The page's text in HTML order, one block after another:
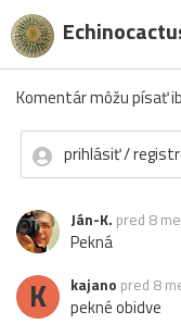
Komentár môžu písať
prihlásiť /
Ján-K. pred 8
Pekná
K kajano pred 8
pekné obidve